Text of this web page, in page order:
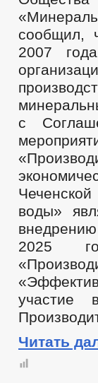
сообщил,
2007
с
воды»
2025
участие
Читать